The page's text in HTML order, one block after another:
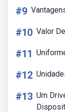
#9
#10 Valor
#11
#12
#13 Um